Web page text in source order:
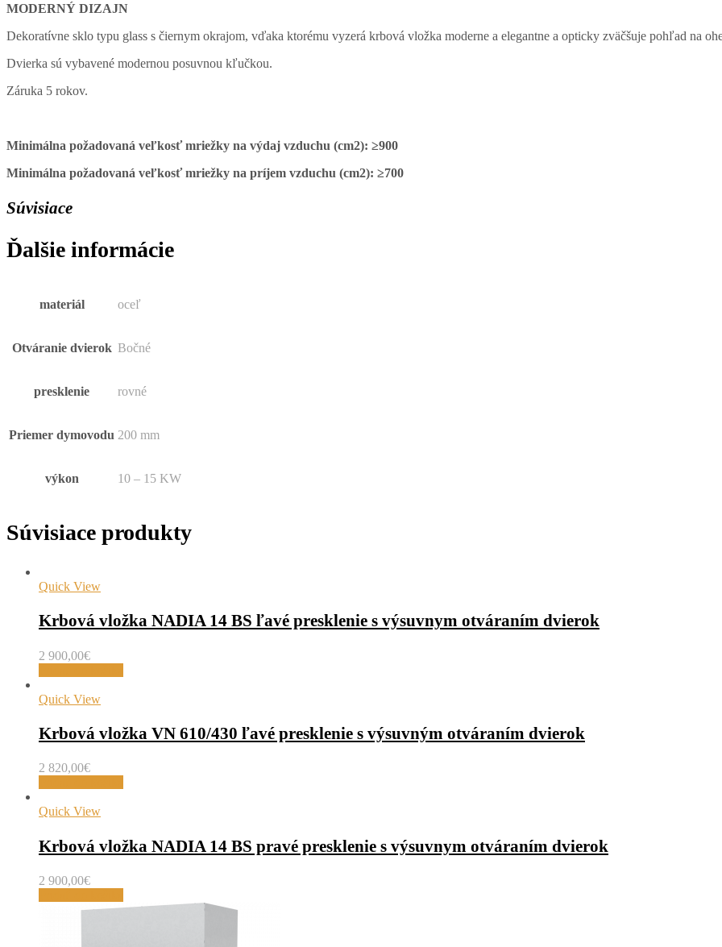
MODERNÝ DIZAJN
Dekoratívne sklo typu glass s čiernym okrajom, vďaka ktorému vyzerá krbová vložka moderne a elegantne a opticky zväčšuje pohľad na
Dvierka sú vybavené modernou posuvnou kľučkou.
Záruka 5 rokov.
Minimálna požadovaná veľkosť mriežky na výdaj vzduchu (cm2): ≥900
Minimálna požadovaná veľkosť mriežky na príjem vzduchu (cm2): ≥700
Súvisiace
Ďalšie informácie
materiál oceľ
Otváranie dvierok Bočné
presklenie rovné
Priemer dymovodu 200 mm
výkon 10 – 15 KW
Súvisiace produkty
Quick View
Krbová vložka NADIA 14 BS ľavé presklenie s výsuvnym otváraním dvierok
2 900,00€
Quick View
Krbová vložka VN 610/430 ľavé presklenie s výsuvným otváraním dvierok
2 820,00€
Quick View
Krbová vložka NADIA 14 BS pravé presklenie s výsuvnym otváraním dvierok
2 900,00€